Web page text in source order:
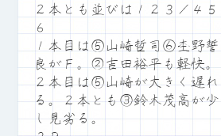
２本とも並びは１２３／４５
６
１本目は⑤山崎哲司⑥杢野誓
良がＦ。②吉田裕平も軽快。
２本目は⑤山崎が大きく遅れ
る。２本とも③鈴木茂高が少
し見劣る。